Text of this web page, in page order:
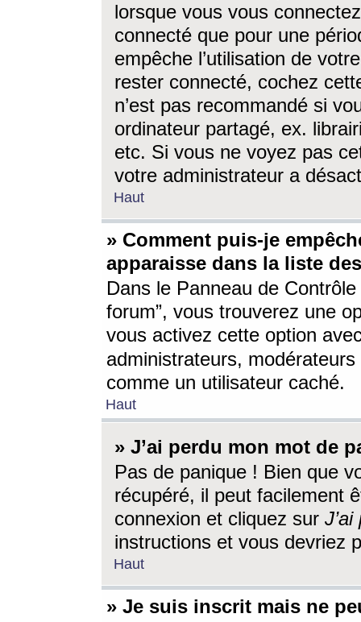
lorsque vous vous
connecté que pour une
empêche l’utilisation de
rester connecté, cochez
n’est pas recommandé si
ordinateur partagé, ex.
etc. Si vous ne voyez pas
votre administrateur a
Haut
» Comment puis-je
apparaisse dans la liste
Dans le Panneau de
forum”, vous trouverez une
vous activez cette option
administrateurs,
comme un utilisateur caché.
Haut
» J’ai perdu mon mot de
Pas de panique ! Bien que
récupéré, il peut facilement
connexion et cliquez sur
instructions et vous devriez
Haut
» Je suis inscrit mais ne